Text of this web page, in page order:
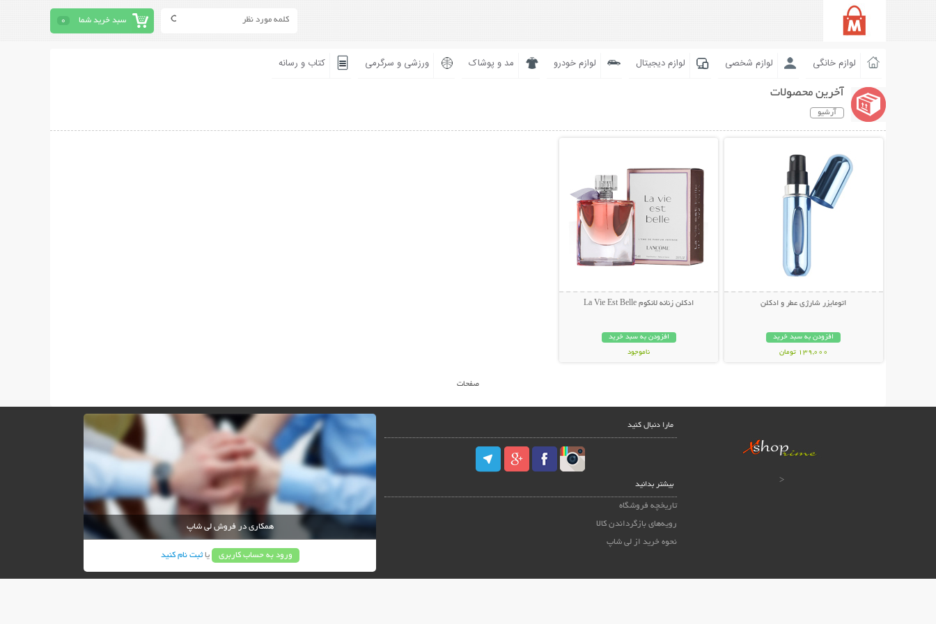
سبد خرید شما 0
لوازم خانگی لوازم شخصی لوازم دیجیتال لوازم خودرو مد و پوشاک ورزشی و سرگرمی کتاب و رسانه
آخرین محصولات
آرشیو
اتومایزر شارژی عطر و ادکلن
افزودن به سبد خرید
139,000 تومان
ادکلن زنانه لانکوم La Vie Est Belle
افزودن به سبد خرید
ناموجود
صفحات
<
مارا دنبال کنید
بیشتر بدانید
تاریخچه فروشگاه
رویه‌های بازگرداندن کالا
نحوه خرید از لی شاپ
همکاری در فروش لی شاپ
ورود به حساب کاربری یاثبت نام کنید